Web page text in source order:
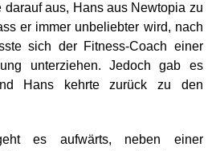
aus, Hans aus Newtopia zu
er immer unbeliebter wird, nach
sich der Fitness-Coach einer
unterziehen. Jedoch gab es
Hans kehrte zurück zu den
es aufwärts, neben einer